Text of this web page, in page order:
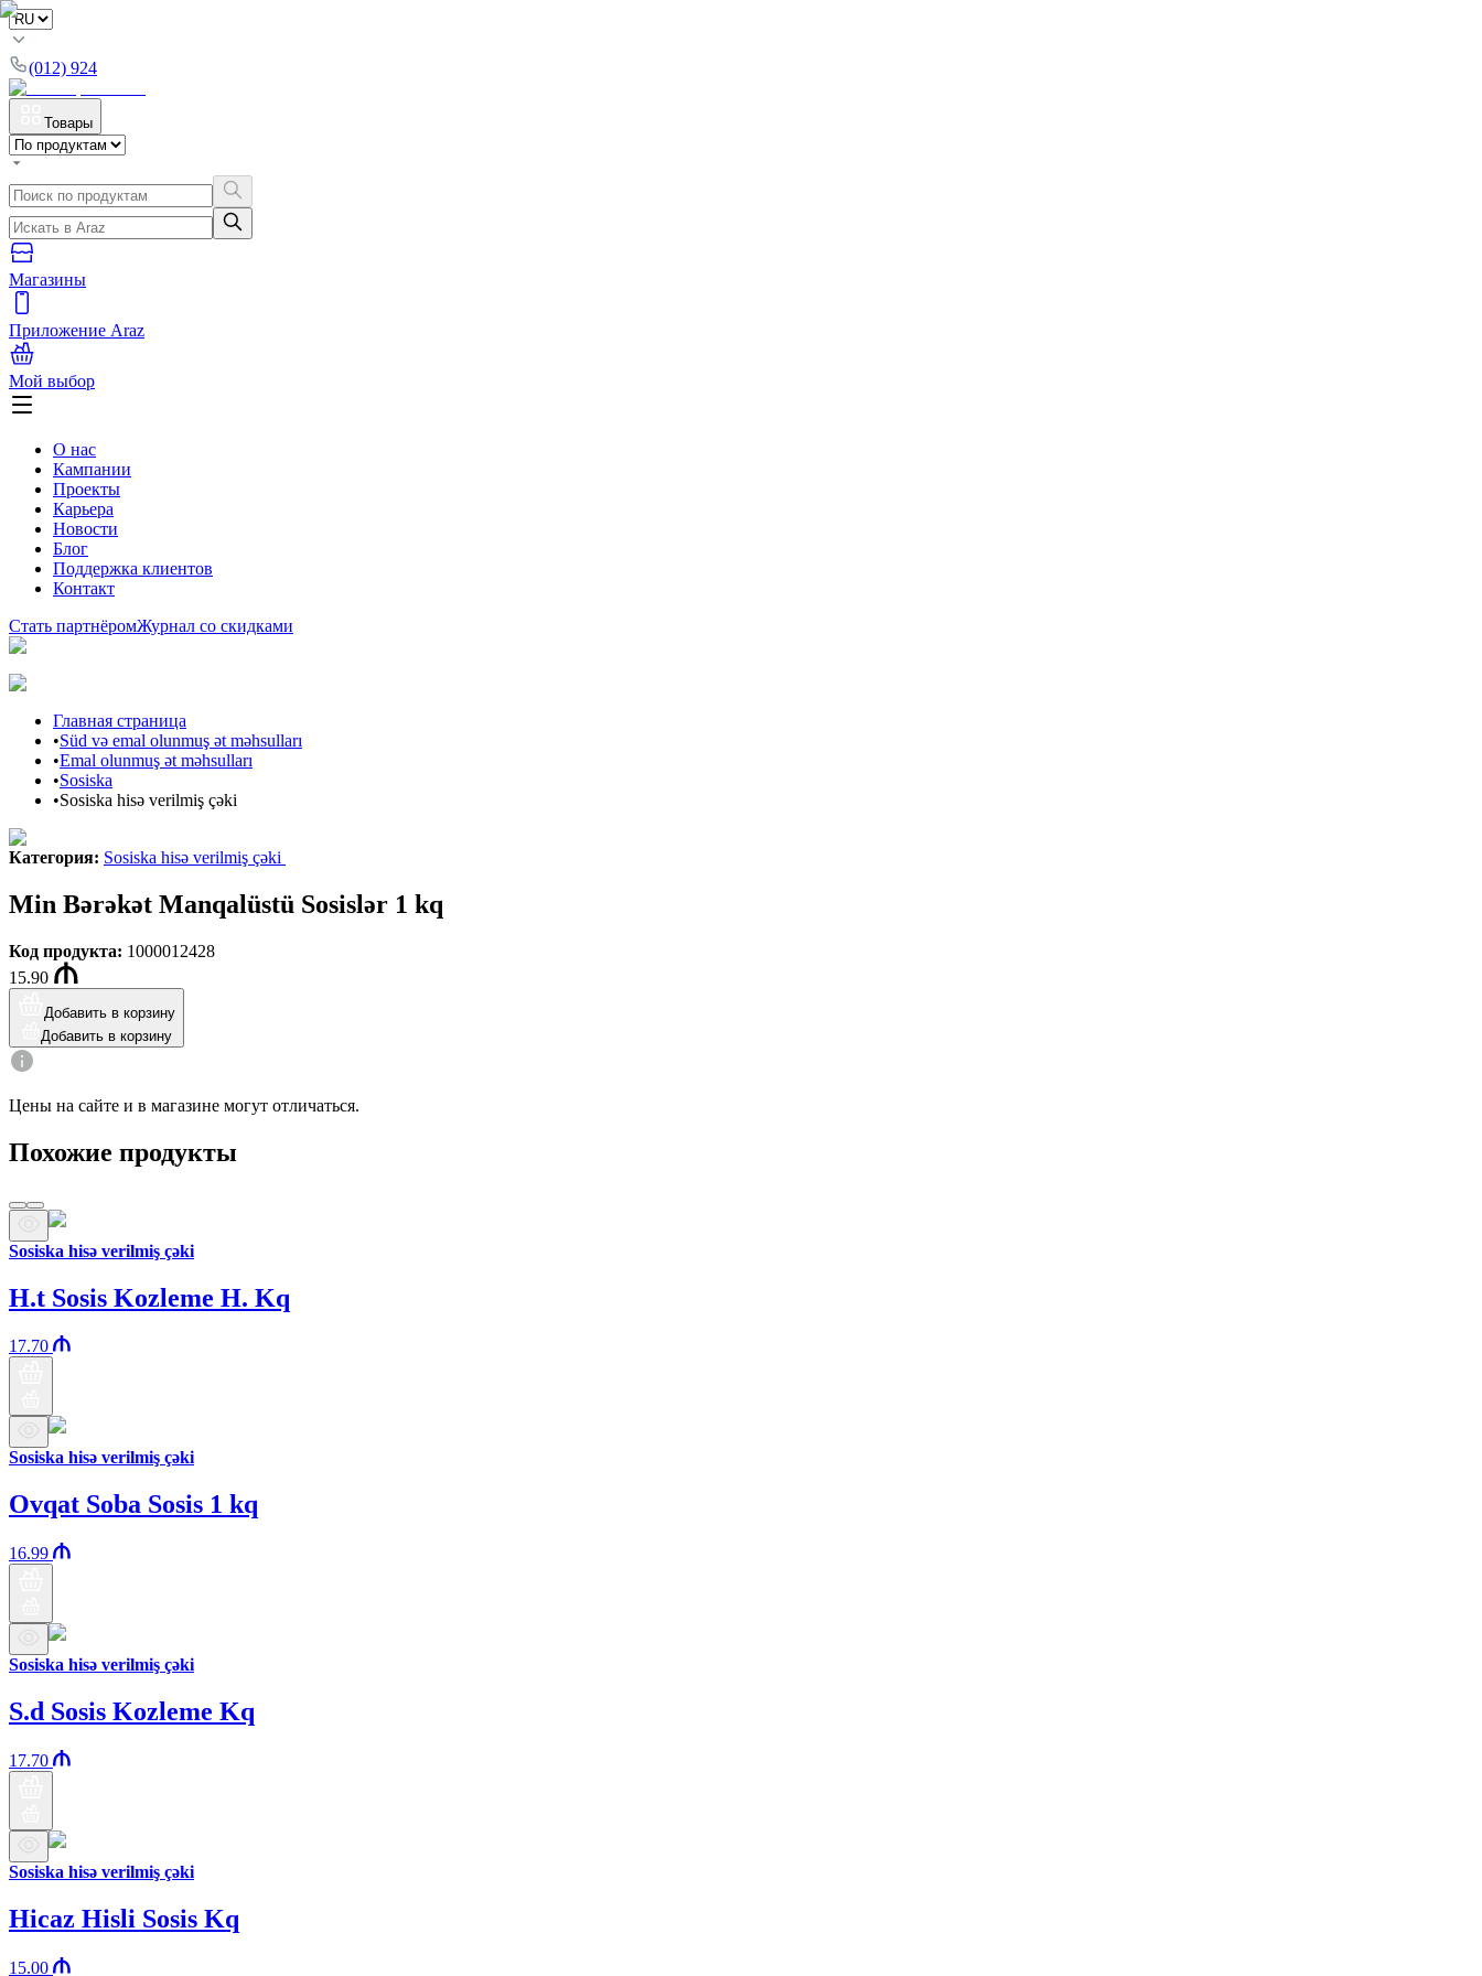
(012) 924
Товары
Магазины
Приложение Araz
Мой выбор
О нас
Кампании
Проекты
Карьера
Новости
Блог
Поддержка клиентов
Контакт
Стать партнёромЖурнал со скидками
Главная страница
•Süd və emal olunmuş ət məhsulları
•Emal olunmuş ət məhsulları
•Sosiska
•Sosiska hisə verilmiş çəki
Категория: Sosiska hisə verilmiş çəki
Min Bərəkət Manqalüstü Sosislər 1 kq
Код продукта: 1000012428
15.90
Добавить в корзину
Добавить в корзину
Цены на сайте и в магазине могут отличаться.
Похожие продукты
Sosiska hisə verilmiş çəki
H.t Sosis Kozleme H. Kq
17.70
Sosiska hisə verilmiş çəki
Ovqat Soba Sosis 1 kq
16.99
Sosiska hisə verilmiş çəki
S.d Sosis Kozleme Kq
17.70
Sosiska hisə verilmiş çəki
Hicaz Hisli Sosis Kq
15.00